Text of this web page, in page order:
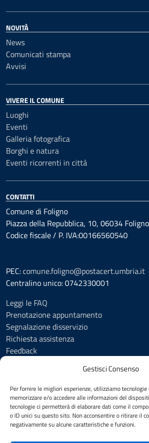
Gestisci Consenso
Per fornire le migliori esperienze, utilizziamo tecnologie
memorizzare e/o accedere alle informazioni del
tecnologie ci permetterà di elaborare dati come il
o ID unici su questo sito. Non acconsentire o ritirare il
negativamente su alcune caratteristiche e funzioni.
NOVITÀ
News
Comunicati stampa
Avvisi
VIVERE IL COMUNE
Luoghi
Eventi
Galleria fotografica
Borghi e natura
Eventi ricorrenti in città
CONTATTI
Comune di Foligno
Piazza della Repubblica, 10, 06034
Codice fiscale / P. IVA:00166560540
PEC:comune.foligno@postacert.umbria.it
Centralino unico: 0742330001
Leggi le FAQ
Prenotazione appuntamento
Segnalazione disservizio
Richiesta assistenza
Feedback
Informativa privacy
Cookie Policy (UE)
Social Media Policy
Note legali